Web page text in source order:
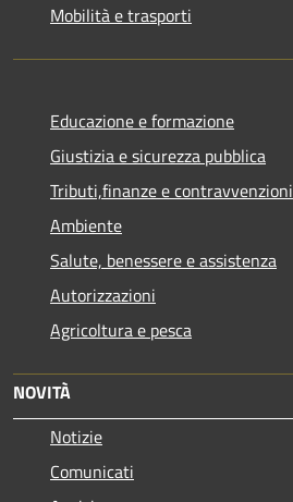
Mobilità e trasporti
Educazione e formazione
Giustizia e sicurezza pubblica
Tributi,finanze e contravvenzioni
Ambiente
Salute, benessere e assistenza
Autorizzazioni
Agricoltura e pesca
NOVITÀ
Notizie
Comunicati